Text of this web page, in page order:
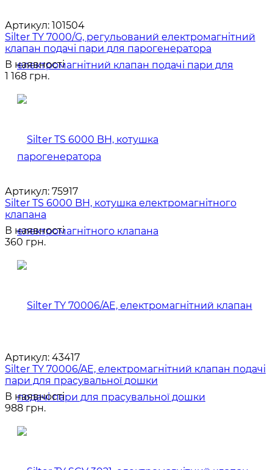
Артикул: 101504
Silter TY 7000/G, регульований електромагнітний
клапан подачі пари для парогенератора
В наявності
1 168 грн.
Артикул: 75917
Silter TS 6000 BH, котушка електромагнітного
клапана
В наявності
360 грн.
Артикул: 43417
Silter TY 70006/AE, електромагнітний клапан подачі
пари для прасувальної дошки
В наявності
988 грн.